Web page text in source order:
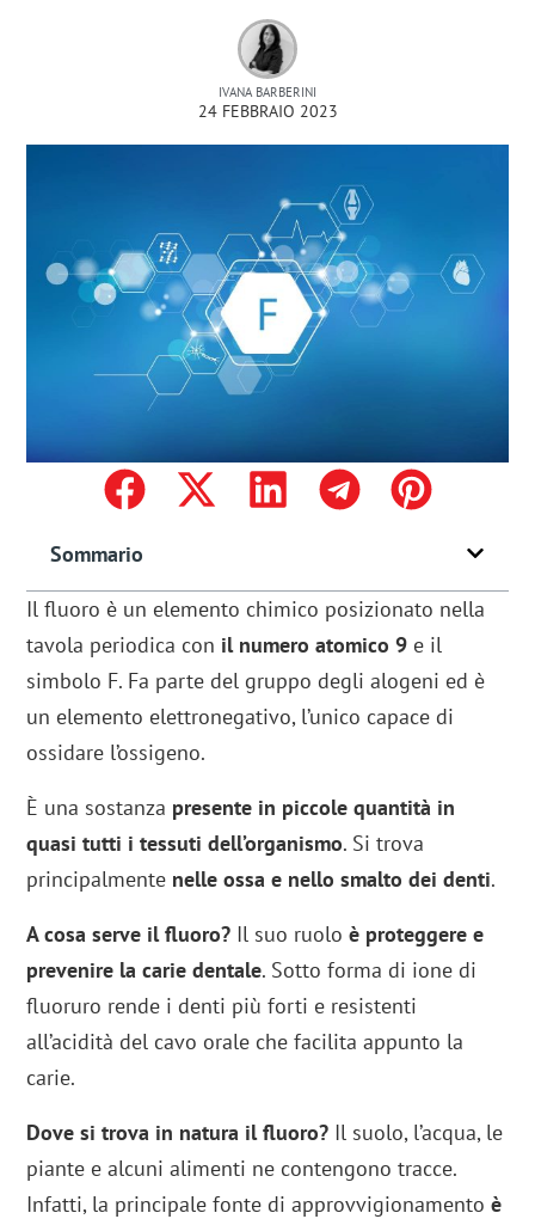
IVANA BARBERINI
24 FEBBRAIO 2023
Sommario
Il fluoro è un elemento chimico posizionato nella
tavola periodica con ilnumero atomico 9 e il
simbolo F. Fa parte del gruppo degli alogeni ed è
un elemento elettronegativo, l’unico capace di
ossidare l’ossigeno.
È una sostanza presente in piccole quantità in
quasi tutti i tessuti dell’organismo. Si trova
principalmente nelle ossa e nello smalto dei denti.
A cosa serve il fluoro? Il suo ruoloè proteggere e
prevenire la carie dentale. Sotto forma di ione di
fluoruro rende i denti più forti e resistenti
all’acidità del cavo orale che facilita appunto la
carie.
Dove si trova in natura il fluoro? Il suolo, l’acqua, le
piante e alcuni alimenti ne contengono tracce.
Infatti, la principale fonte di approvvigionamentoè